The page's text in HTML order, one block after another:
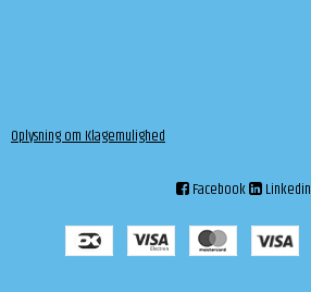
Oplysning om Klagemulighed
Facebook Linkedin